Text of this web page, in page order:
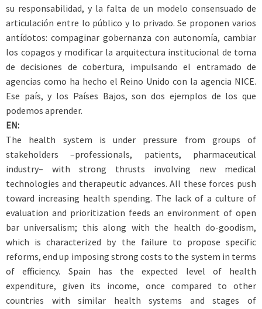
su responsabilidad, y la falta de un modelo consensuado de
articulación entre lo público y lo privado. Se proponen varios
antídotos: compaginar gobernanza con autonomía, cambiar
los copagos y modificar la arquitectura institucional de toma
de decisiones de cobertura, impulsando el entramado de
agencias como ha hecho el Reino Unido con la agencia NICE.
Ese país, y los Países Bajos, son dos ejemplos de los que
podemos aprender.
EN:
The health system is under pressure from groups of
stakeholders –professionals, patients, pharmaceutical
industry– with strong thrusts involving new medical
technologies and therapeutic advances. All these forces push
toward increasing health spending. The lack of a culture of
evaluation and prioritization feeds an environment of open
bar universalism; this along with the health do-goodism,
which is characterized by the failure to propose specific
reforms, end up imposing strong costs to the system in terms
of efficiency. Spain has the expected level of health
expenditure, given its income, once compared to other
countries with similar health systems and stages of